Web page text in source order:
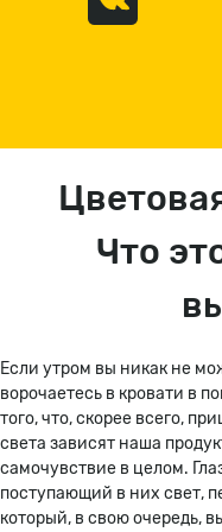
Что
Если утром вы никак не
ворочаетесь в кровати в
того, что, скорее всего,
света зависят наша
самочувствие в целом.
поступающий в них свет,
который, в свою очередь,